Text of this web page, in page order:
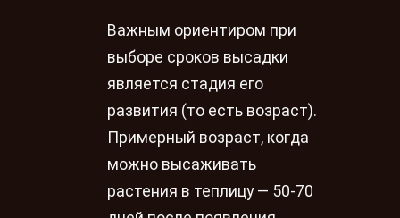
Важным ориентиром при
выборе сроков высадки
является стадия его
развития (то есть возраст).
Примерный возраст, когда
можно высаживать
растения в теплицу — 50-70